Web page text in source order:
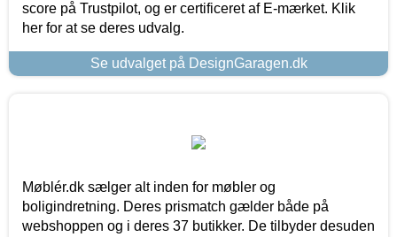
score på Trustpilot, og er certificeret af E-mærket. Klik
her for at se deres udvalg.
Se udvalget på DesignGaragen.dk
Møblér.dk sælger alt inden for møbler og
boligindretning. Deres prismatch gælder både på
webshoppen og i deres 37 butikker. De tilbyder desuden